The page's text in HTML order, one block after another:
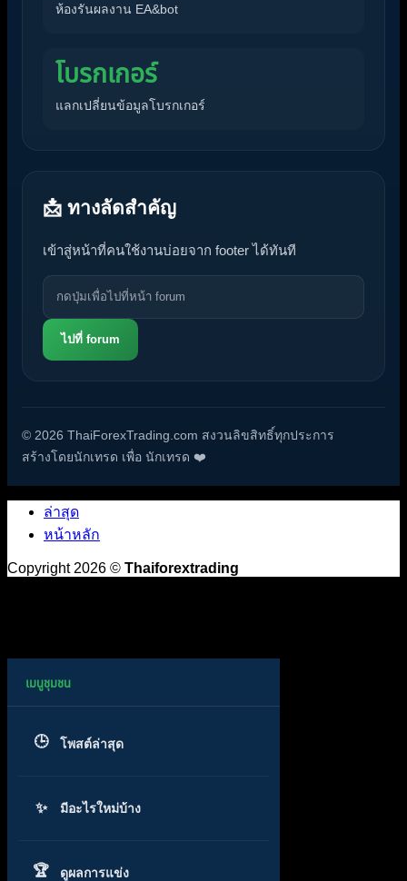
ห้องรันผลงาน EA&bot
โบรกเกอร์
แลกเปลี่ยนข้อมูลโบรกเกอร์
📩 ทางลัดสำคัญ
เข้าสู่หน้าที่คนใช้งานบ่อยจาก footer ได้ทันที
ไปที่ forum
© 2026 ThaiForexTrading.com สงวนลิขสิทธิ์ทุกประการ
สร้างโดยนักเทรด เพื่อ นักเทรด ❤️
ล่าสุด
หน้าหลัก
Copyright 2026 © Thaiforextrading
โพสต์ล่าสุด
มีอะไรใหม่บ้าง
ดูผลการแข่ง